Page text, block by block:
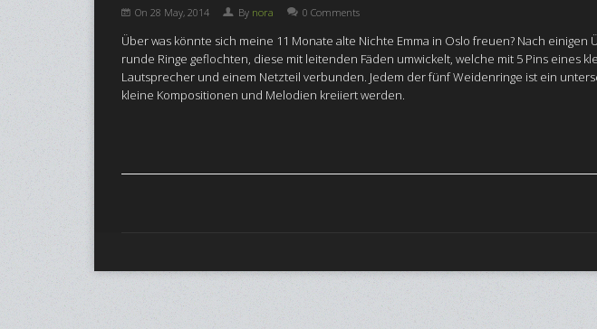
On28 May, 2014 By nora 0 Comments
Über was könnte sich meine 11 Monate alte Nichte Emma in Oslo freuen? Nach
runde Ringe geflochten, diese mit leitenden Fäden umwickelt, welche mit 5 Pins
Lautsprecher und einem Netzteil verbunden. Jedem der fünf Weidenringe ist ein
kleine Kompositionen und Melodien kreiiert werden.